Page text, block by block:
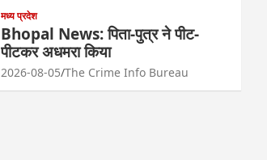
मध्य प्रदेश
Bhopal News: पिता-पुत्र ने पीट-
पीटकर अधमरा किया
2026-08-05 The Crime Info Bureau